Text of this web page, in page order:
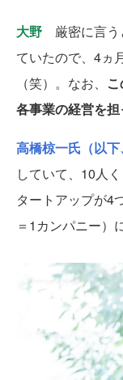
大野 厳密に言う
ていたので、4ヵ
（笑）。なお、
各事業の経営を
高橋椋一氏（以下
していて、10人
タートアップが4
＝1カンパニー）